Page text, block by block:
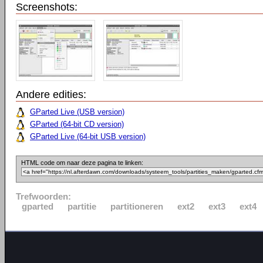
Screenshots:
Andere edities:
GParted Live (USB version)
GParted (64-bit CD version)
GParted Live (64-bit USB version)
HTML code om naar deze pagina te linken:
Trefwoorden:
gparted
partitie partitioneren ext2 ext3 ext4